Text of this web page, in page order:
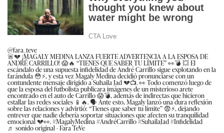
@fara_teve
🚨💔 ¡MAGALY MEDINA LANZA FUERTE ADVERTENCIA A LA ESPOSA DE
ANDRÉ CARRILLO! 😱🔥 “TIENES QUE SABER TU LÍMITE” 👀💣 💥 El
escándalo de una supuesta infidelidad de André Carrillo sigue explotando en la
farándula 😳⚡, y esta vez Magaly Medina decidió pronunciarse con un
contundente mensaje dirigido a Suhaila Jad 💔📺. 👀 Todo comenzó luego de
que la esposa del futbolista publicara imágenes de un misterioso arete
encontrado en el auto de Carrillo 😱💣, además de indirectas que hicieron
estallar las redes sociales 📱🔥. 🗣️ Ante esto, Magaly lanzó una dura reflexión
sobre las relaciones y advirtió: “Tienes que saber tu límite” 😨⚡, dejando
entrever que nadie debería soportar situaciones que afecten su tranquilidad
emocional 💔👀. #MagalyMedina #AndréCarrillo #SuhailaJad #Infidelidad
♬ sonido original - Fara TeVe